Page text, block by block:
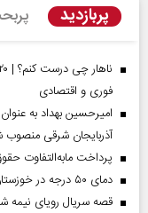
پربازدید
فوری و اقتصادی
امیرحسین بهداد به
آذربایجان شرقی
پرداخت مابه‌التفاوت
دمای ۵۰ درجه در خوزستان | احتمال بارش‌های سیل‌آسا در ۳ استان
قصه سریال رویای